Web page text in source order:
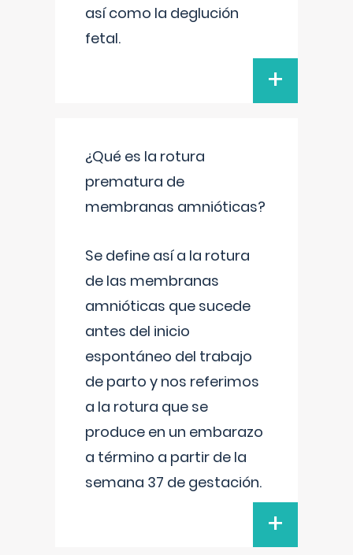
así como la deglución
fetal.
+
¿Qué es la rotura
prematura de
membranas amnióticas?
Se define así a la rotura
de las membranas
amnióticas que sucede
antes del inicio
espontáneo del trabajo
de parto y nos referimos
a la rotura que se
produce en un embarazo
a término a partir de la
semana 37 de gestación.
+